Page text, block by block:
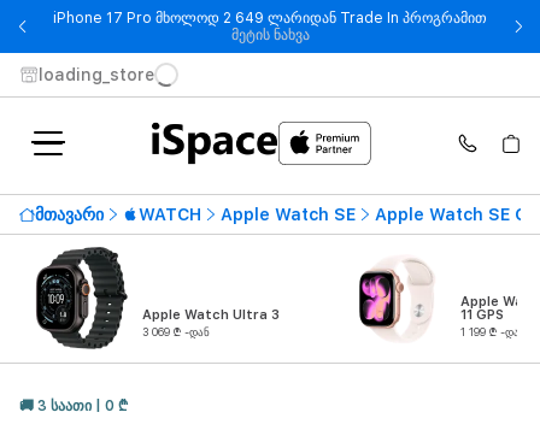
iPhone 17 Pro მხოლოდ 2 649 ლარიდან Trade In პროგრამით
მეტის ნახვა- iPhone 17 Pro მხოლოდ 2 649
loading_store
მთავარი WATCH Apple Watch SE Apple Watch SE
Apple Watch Ultra 3
3 069 ₾ -დან
Apple
11 GPS
1 199 ₾ -დან
🚚 3 ᲡᲐᲐᲗᲘ | 0 ₾